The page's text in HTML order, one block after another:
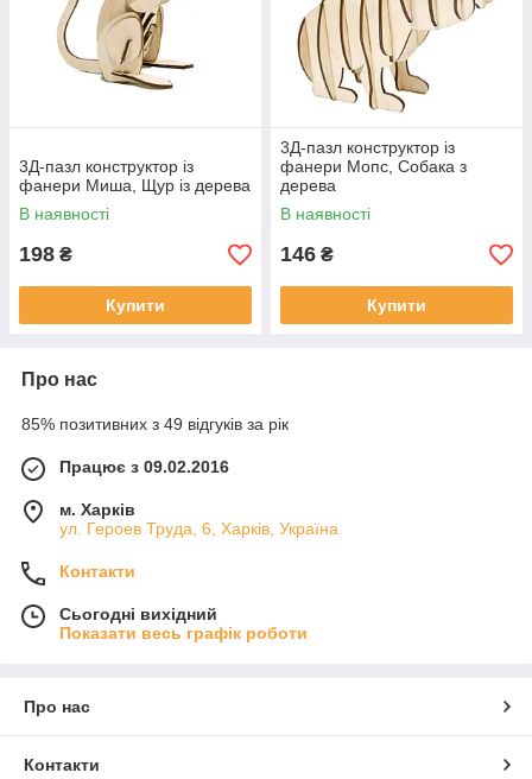
3Д-пазл конструктор із
фанери Миша, Щур із дерева
В наявності
198 ₴
Купити
3Д-пазл конструктор із
фанери Мопс, Собака з
дерева
В наявності
146 ₴
Купити
Про нас
85% позитивних з 49 відгуків за рік
Працює з 09.02.2016
м. Харків
ул. Героев Труда, 6, Харків, Україна
Контакти
Сьогодні вихідний
Показати весь графік роботи
Про нас
Контакти